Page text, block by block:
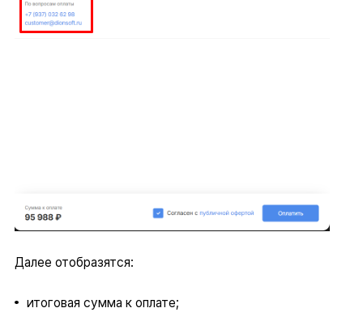
Далее отобразятся:
итоговая сумма к оплате;